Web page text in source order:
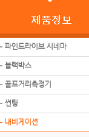
파인드라이브 시네마
블랙박스
골프거리측정기
썬팅
내비게이션